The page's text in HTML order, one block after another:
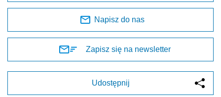
Napisz do nas
Zapisz się na newsletter
Udostępnij